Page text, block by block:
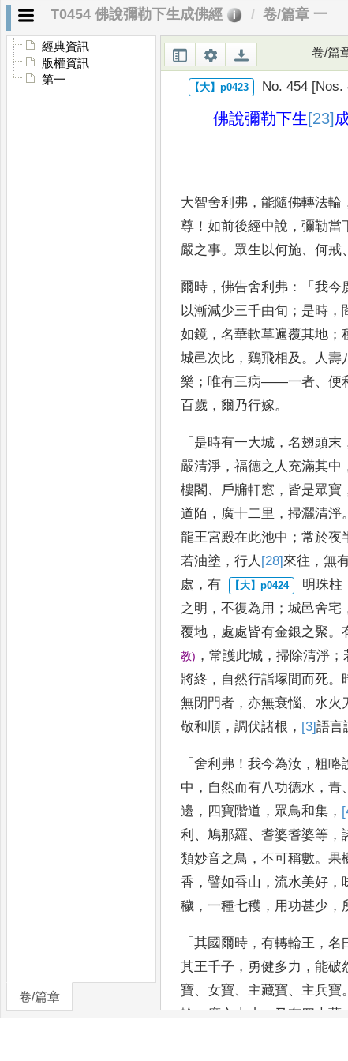
T0454 佛說彌勒下生成佛經 卷/篇章 一
經典資訊
版權資訊
第一
卷/篇章
卷/篇
No. 454 [Nos.
佛說彌勒下生 [23]
大智舍利弗 ， 能隨佛轉法輪
尊 ！ 如前後經中說 ， 彌勒當
嚴之事。 眾生以何施、 何戒、
爾時 ， 佛告舍利弗 ：「 我今
以漸減少三千由旬 ； 是時 ，
如鏡 ， 名華軟草遍覆其地 ；
城邑次比 ， 鷄飛相及 。 人壽
樂 ； 唯有三病——一者、 便
百歲 ， 爾乃行嫁。
「 是時有一大城 ， 名翅頭末
嚴清淨 ， 福德之人充滿其中
樓閣 、 戶牖軒窓 ， 皆是眾寶
道陌 ， 廣十二里 ， 掃灑清淨。
龍王宮殿在此池中 ； 常於夜
若油塗 ， 行人 [28] 來往 ， 無
處 ， 有 明珠柱
之明 ， 不復為用 ； 城邑舍宅
覆地 ， 處處皆有金銀之聚。
教) ， 常護此城 ， 掃除清淨 ；
將終 ， 自然行詣塚間而死。
無閉門者 ， 亦無衰惱、 水火
敬和順 ， 調伏諸根 ， [3]語言
「 舍利弗 ！ 我今為汝 ， 粗略
中 ， 自然而有八功德水 ， 青、
邊 ， 四寶階道 ， 眾鳥和集 ，
利 、 鳩那羅、 耆婆耆婆等 ，
類妙音之鳥 ， 不可稱數。 果
香 ， 譬如香山 ， 流水美好 ，
穢 ， 一種七穫 ， 用功甚少 ，
「 其國爾時 ， 有轉輪王 ， 名
其王千子 ， 勇健多力 ， 能破
寶、 女寶、 主藏寶、 主兵寶。
輪，廣六十丈。又有四大藏